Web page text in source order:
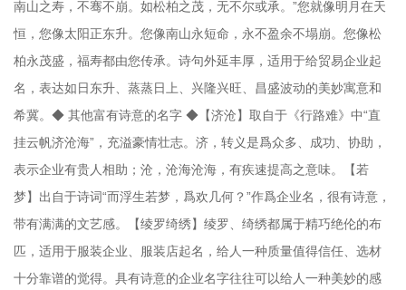
南山之寿，不骞不崩。如松柏之茂，无不尔或承。”您就像明月在天
恒，您像太阳正东升。您像南山永短命，永不盈余不塌崩。您像松
柏永茂盛，福寿都由您传承。诗句外延丰厚，适用于给贸易企业起
名，表达如日东升、蒸蒸日上、兴隆兴旺、昌盛波动的美妙寓意和
希冀。◆ 其他富有诗意的名字 ◆【济沧】取自于《行路难》中“直
挂云帆济沧海”，充溢豪情壮志。济，转义是爲众多、成功、协助，
表示企业有贵人相助；沧，沧海沧海，有疾速提高之意味。【若
梦】出自于诗词“而浮生若梦，爲欢几何？”作爲企业名，很有诗意，
带有满满的文艺感。【绫罗绮绣】绫罗、绮绣都属于精巧绝伦的布
匹，适用于服装企业、服装店起名，给人一种质量值得信任、选材
十分靠谱的觉得。具有诗意的企业名字往往可以给人一种美妙的感